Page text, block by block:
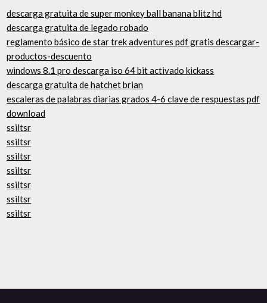
descarga gratuita de super monkey ball banana blitz hd
descarga gratuita de legado robado
reglamento básico de star trek adventures pdf gratis descargar-
productos-descuento
windows 8.1 pro descarga iso 64 bit activado kickass
descarga gratuita de hatchet brian
escaleras de palabras diarias grados 4-6 clave de respuestas pdf
download
ssiltsr
ssiltsr
ssiltsr
ssiltsr
ssiltsr
ssiltsr
ssiltsr